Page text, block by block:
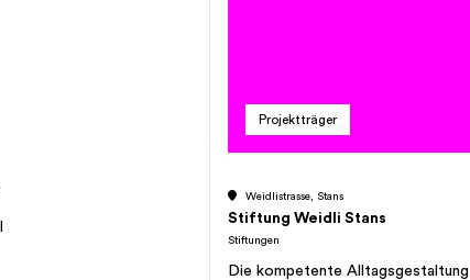
Projektträger
Weidlistrasse, Stans
Stiftung Weidli Stans
Stiftungen
Die kompetente